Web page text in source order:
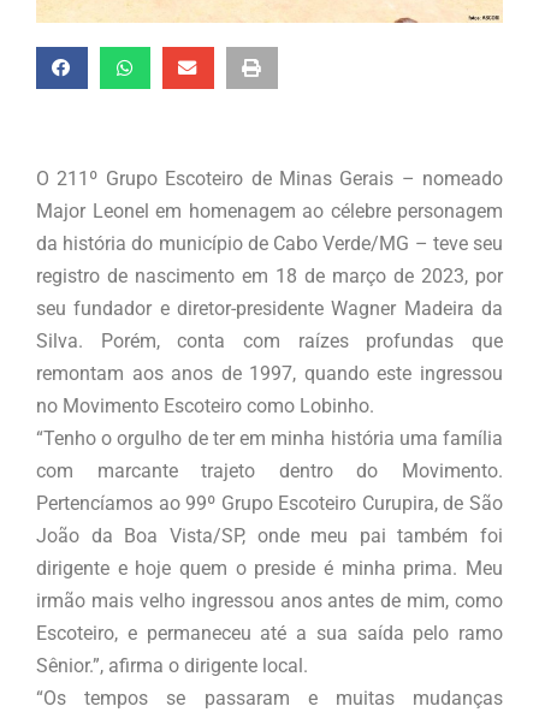
O 211º Grupo Escoteiro de Minas Gerais – nomeado
Major Leonel em homenagem ao célebre personagem
da história do município de Cabo Verde/MG – teve seu
registro de nascimento em 18 de março de 2023, por
seu fundador e diretor-presidente Wagner Madeira da
Silva. Porém, conta com raízes profundas que
remontam aos anos de 1997, quando este ingressou
no Movimento Escoteiro como Lobinho.
“Tenho o orgulho de ter em minha história uma família
com marcante trajeto dentro do Movimento.
Pertencíamos ao 99º Grupo Escoteiro Curupira, de São
João da Boa Vista/SP, onde meu pai também foi
dirigente e hoje quem o preside é minha prima. Meu
irmão mais velho ingressou anos antes de mim, como
Escoteiro, e permaneceu até a sua saída pelo ramo
Sênior.”, afirma o dirigente local.
“Os tempos se passaram e muitas mudanças